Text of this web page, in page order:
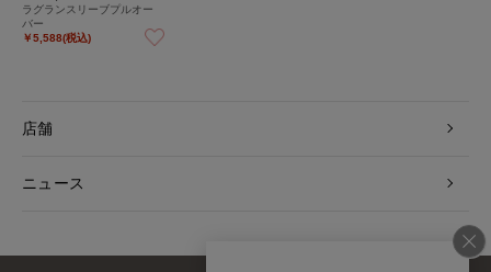
ラグランスリーブプルオー
バー
￥5,588(税込)
店舗
ニュース